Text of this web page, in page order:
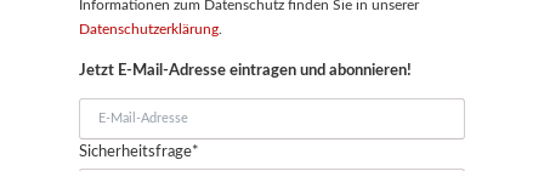
Informationen zum Datenschutz finden Sie in unserer
Datenschutzerklärung.
Jetzt E-Mail-Adresse eintragen und abonnieren!
Adresse
Pflichtfeld
Sicherheitsfrage*